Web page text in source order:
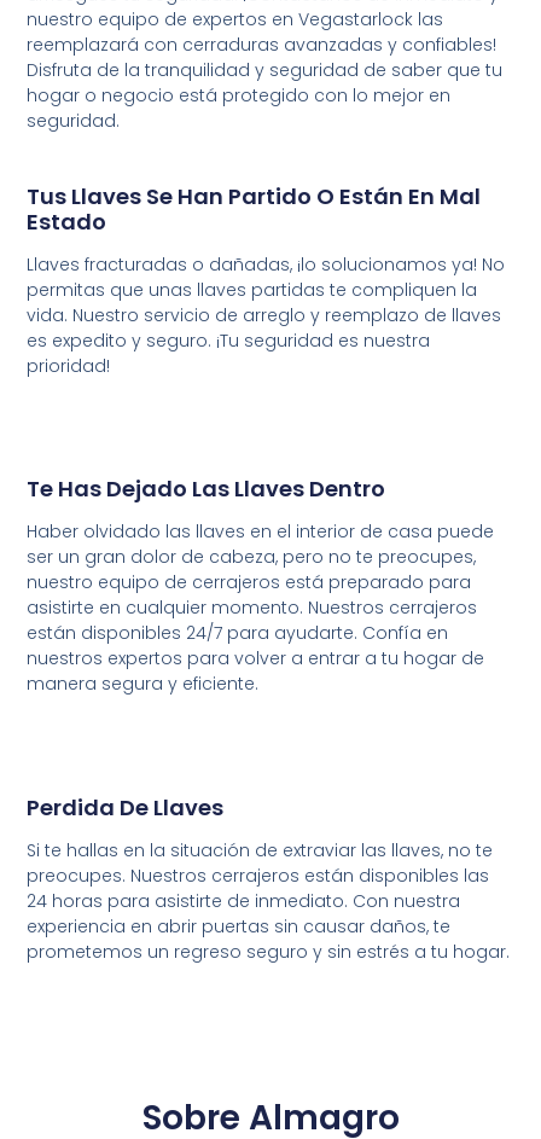
nuestro equipo de expertos en Vegastarlock las
reemplazará con cerraduras avanzadas y confiables!
Disfruta de la tranquilidad y seguridad de saber que tu
hogar o negocio está protegido con lo mejor en
seguridad.
Tus Llaves Se Han Partido O Están En Mal
Estado
Llaves fracturadas o dañadas, ¡lo solucionamos ya! No
permitas que unas llaves partidas te compliquen la
vida. Nuestro servicio de arreglo y reemplazo de llaves
es expedito y seguro. ¡Tu seguridad es nuestra
prioridad!
Te Has Dejado Las Llaves Dentro
Haber olvidado las llaves en el interior de casa puede
ser un gran dolor de cabeza, pero no te preocupes,
nuestro equipo de cerrajeros está preparado para
asistirte en cualquier momento. Nuestros cerrajeros
están disponibles 24/7 para ayudarte. Confía en
nuestros expertos para volver a entrar a tu hogar de
manera segura y eficiente.
Perdida De Llaves
Si te hallas en la situación de extraviar las llaves, no te
preocupes. Nuestros cerrajeros están disponibles las
24 horas para asistirte de inmediato. Con nuestra
experiencia en abrir puertas sin causar daños, te
prometemos un regreso seguro y sin estrés a tu hogar.
Sobre Almagro